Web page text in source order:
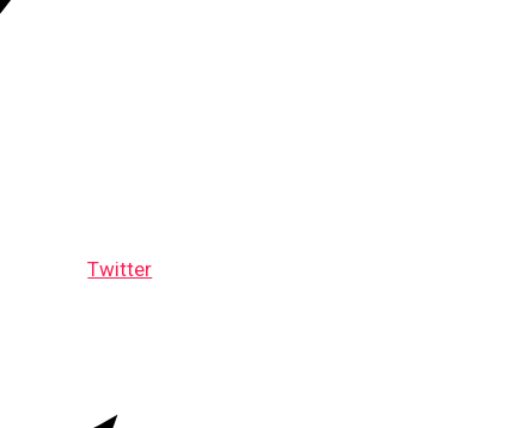
Twitter